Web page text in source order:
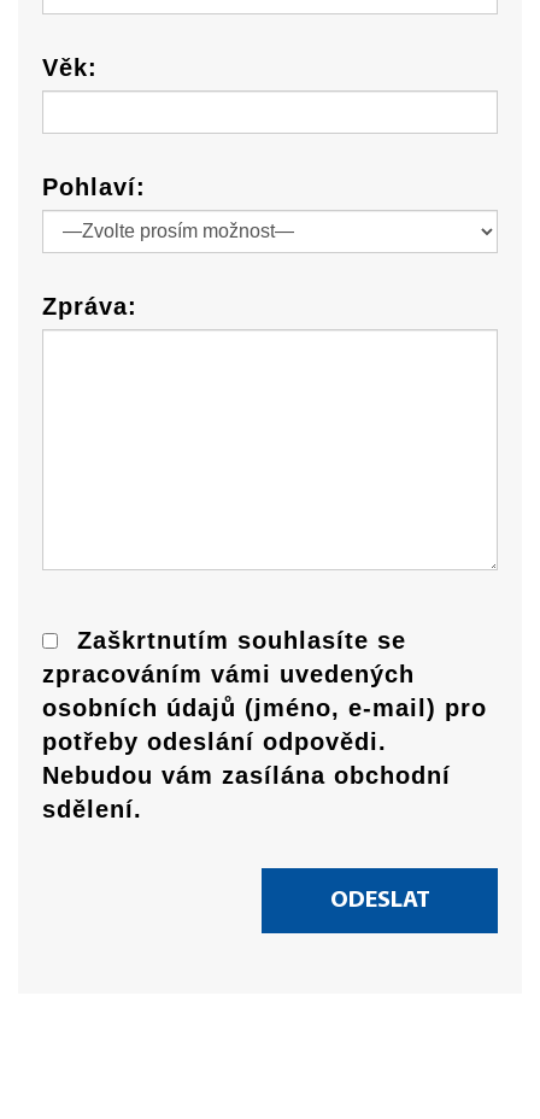
Věk:
Pohlaví:
Zpráva:
Zaškrtnutím souhlasíte se
zpracováním vámi uvedených
osobních údajů (jméno, e-mail) pro
potřeby odeslání odpovědi.
Nebudou vám zasílána obchodní
sdělení.